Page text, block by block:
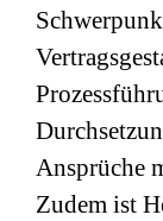
Ansprüche
Zudem ist